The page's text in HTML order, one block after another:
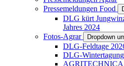
Pressemeldungen Food
DLG kürt
Jahres 2024
Fotos-Agrar
Dropdown
DLG-Feldtage
DLG-
AGRITECHNICA